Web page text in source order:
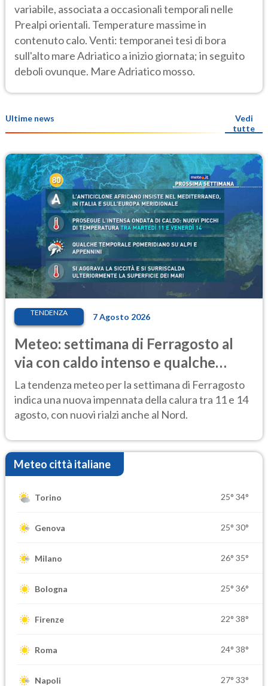
variabile, associata a occasionali temporali nelle
Prealpi orientali. Temperature massime in
contenuto calo. Venti: temporanei tesi di bora
sull'alto mare Adriatico a inizio giornata; in seguito
deboli ovunque. Mare Adriatico mosso.
Ultime news
Vedi
tutte
TENDENZA 7 Agosto 2026
Meteo: settimana di Ferragosto al
via con caldo intenso e qualche
temporale
La tendenza meteo per la settimana di Ferragosto
indica una nuova impennata della calura tra 11 e 14
agosto, con nuovi rialzi anche al Nord.
Meteo città italiane
Torino 25° 34°
Genova 25° 30°
Milano 26° 35°
Bologna 25° 36°
Firenze 22° 38°
Roma 24° 38°
Napoli 27° 33°